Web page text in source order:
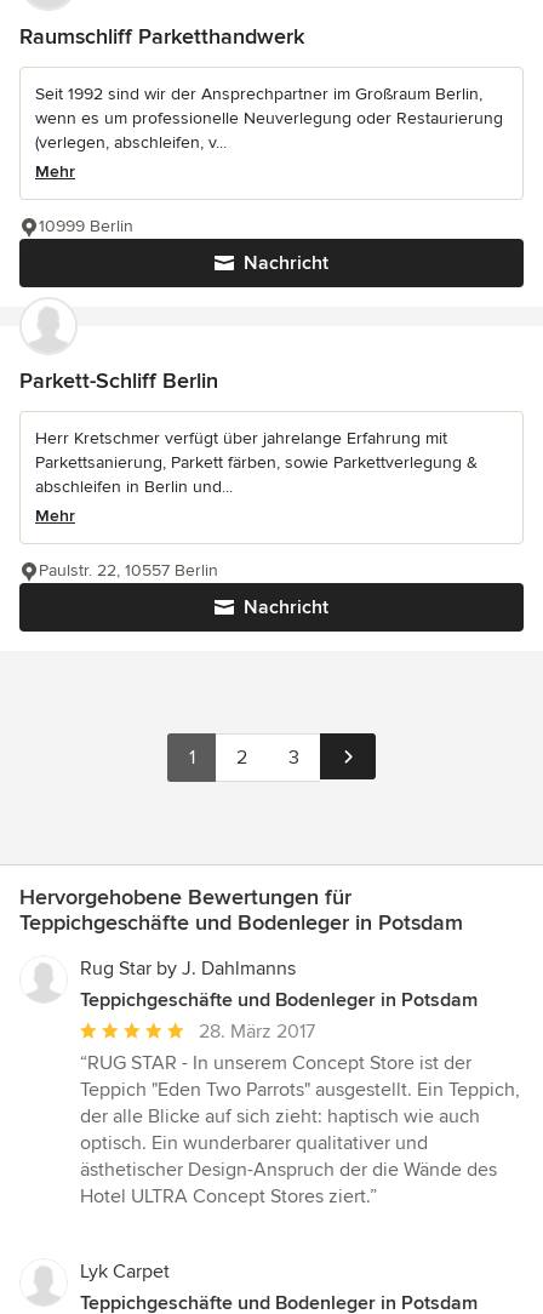
Raumschliff Parketthandwerk
Seit 1992 sind wir der Ansprechpartner im Großraum Berlin,
wenn es um professionelle Neuverlegung oder Restaurierung
(verlegen, abschleifen, v...
Mehr
Nachricht
10999 Berlin
Parkett-Schliff Berlin
Herr Kretschmer verfügt über jahrelange Erfahrung mit
Parkettsanierung, Parkett färben, sowie Parkettverlegung &
abschleifen in Berlin und...
Mehr
Nachricht
Paulstr. 22, 10557 Berlin
1 2 3
Hervorgehobene Bewertungen für
Teppichgeschäfte und Bodenleger in Potsdam
Rug Star by J. Dahlmanns
Teppichgeschäfte und Bodenleger in Potsdam
Durchschnittliche
Bewertung:
5
von
5
Sternen
28. März 2017
“RUG STAR - In unserem Concept Store ist der
Teppich "Eden Two Parrots" ausgestellt. Ein Teppich,
der alle Blicke auf sich zieht: haptisch wie auch
optisch. Ein wunderbarer qualitativer und
ästhetischer Design-Anspruch der die Wände des
Hotel ULTRA Concept Stores ziert.”
Lyk Carpet
Teppichgeschäfte und Bodenleger in Potsdam